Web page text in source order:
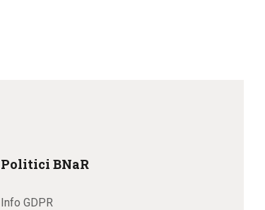
Politici BNaR
Info GDPR